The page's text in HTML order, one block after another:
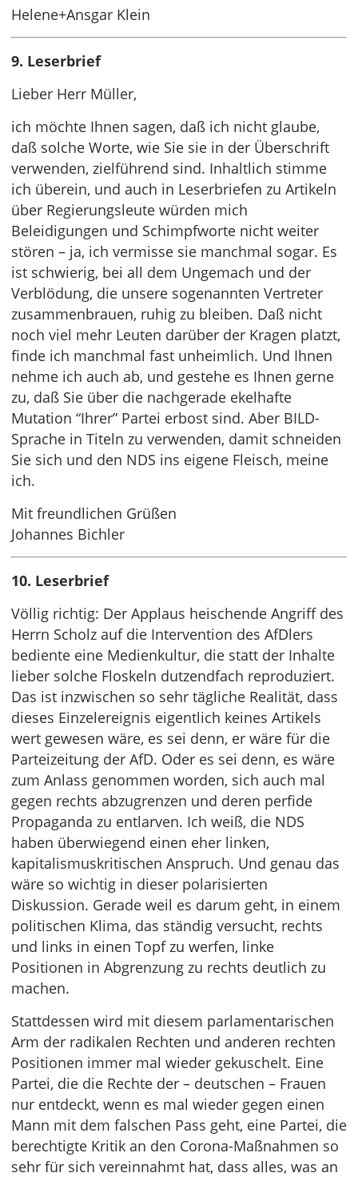
Helene+Ansgar Klein
9. Leserbrief
Lieber Herr Müller,
ich möchte Ihnen sagen, daß ich nicht glaube,
daß solche Worte, wie Sie sie in der Überschrift
verwenden, zielführend sind. Inhaltlich stimme
ich überein, und auch in Leserbriefen zu Artikeln
über Regierungsleute würden mich
Beleidigungen und Schimpfworte nicht weiter
stören – ja, ich vermisse sie manchmal sogar. Es
ist schwierig, bei all dem Ungemach und der
Verblödung, die unsere sogenannten Vertreter
zusammenbrauen, ruhig zu bleiben. Daß nicht
noch viel mehr Leuten darüber der Kragen platzt,
finde ich manchmal fast unheimlich. Und Ihnen
nehme ich auch ab, und gestehe es Ihnen gerne
zu, daß Sie über die nachgerade ekelhafte
Mutation “Ihrer” Partei erbost sind. Aber BILD-
Sprache in Titeln zu verwenden, damit schneiden
Sie sich und den NDS ins eigene Fleisch, meine
ich.
Mit freundlichen Grüßen
Johannes Bichler
10. Leserbrief
Völlig richtig: Der Applaus heischende Angriff des
Herrn Scholz auf die Intervention des AfDlers
bediente eine Medienkultur, die statt der Inhalte
lieber solche Floskeln dutzendfach reproduziert.
Das ist inzwischen so sehr tägliche Realität, dass
dieses Einzelereignis eigentlich keines Artikels
wert gewesen wäre, es sei denn, er wäre für die
Parteizeitung der AfD. Oder es sei denn, es wäre
zum Anlass genommen worden, sich auch mal
gegen rechts abzugrenzen und deren perfide
Propaganda zu entlarven. Ich weiß, die NDS
haben überwiegend einen eher linken,
kapitalismuskritischen Anspruch. Und genau das
wäre so wichtig in dieser polarisierten
Diskussion. Gerade weil es darum geht, in einem
politischen Klima, das ständig versucht, rechts
und links in einen Topf zu werfen, linke
Positionen in Abgrenzung zu rechts deutlich zu
machen.
Stattdessen wird mit diesem parlamentarischen
Arm der radikalen Rechten und anderen rechten
Positionen immer mal wieder gekuschelt. Eine
Partei, die die Rechte der – deutschen – Frauen
nur entdeckt, wenn es mal wieder gegen einen
Mann mit dem falschen Pass geht, eine Partei, die
berechtigte Kritik an den Corona-Maßnahmen so
sehr für sich vereinnahmt hat, dass alles, was an